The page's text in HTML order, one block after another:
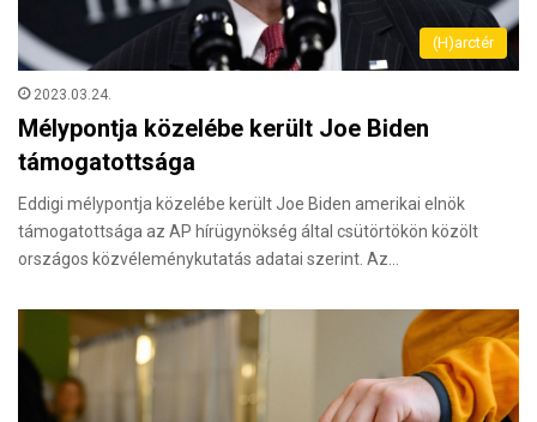
(H)arctér
2023.03.24.
Mélypontja közelébe került Joe Biden
támogatottsága
Eddigi mélypontja közelébe került Joe Biden amerikai elnök
támogatottsága az AP hírügynökség által csütörtökön közölt
országos közvéleménykutatás adatai szerint. Az…